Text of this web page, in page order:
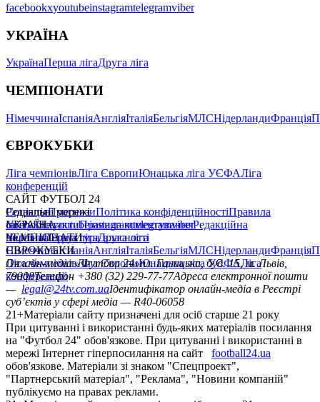
facebookxyoutubeinstagramtelegramviber
УКРАЇНА
УкраїнаПерша лігаДруга ліга
ЧЕМПІОНАТИ
НімеччинаІспаніяАнгліяІталіяБельгіяМЛСНідерландиФранція
ЄВРОКУБКИ
Ліга чемпіонівЛіга ЄвропиЮнацька ліга УЄФАЛіга
конференцій
САЙТ ФУТБОЛ 24
РедакціяПрогнозиПолітика конфіденційностіПравила
сайтуКонтактиПравила коментуванняРедакційна
політикаСтруктура власності
Соціальні мережі
facebookxyoutubeinstagramtelegramviber
УКРАЇНА
УкраїнаПерша лігаДруга ліга
ЧЕМПІОНАТИ
НімеччинаІспаніяАнгліяІталіяБельгіяМЛСНідерландиФранція
ЄВРОКУБКИ
Ліга чемпіонівЛіга ЄвропиЮнацька ліга УЄФАЛіга
конференцій
Онлайн-медіа «Футбол 24»пл. Галицька, буд. 15, м. Львів,
79008Телефон +380 (32) 229-77-77Адреса електронної пошти
— legal@24tv.com.uaІдентифікатор онлайн-медіа в Реєстрі
суб’єктів у сфері медіа — R40-06058
21+Матеріали сайту призначені для осіб старше 21 року
При цитуванні і використанні будь-яких матеріалів посилання
на "Футбол 24" обов'язкове. При цитуванні і використанні в
мережі Інтернет гіперпосилання на сайт
football24.ua
обов'язкове. Матеріали зі знаком "Спецпроект",
"Партнерський матеріал", "Реклама", "Новини компаній"
публікуємо на правах реклами.